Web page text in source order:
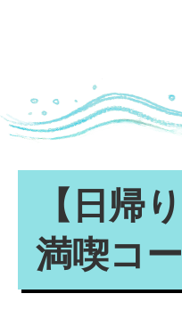
【日帰
満喫コ